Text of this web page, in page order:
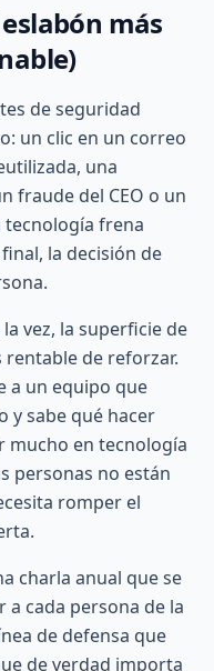
más
de seguridad
un clic en un correo
una
fraude del CEO o un
tecnología frena
la decisión de
vez, la superficie de
rentable de reforzar.
a un equipo que
y sabe qué hacer
mucho en tecnología
personas no están
romper el
charla anual que se
a cada persona de la
de defensa que
de verdad importa